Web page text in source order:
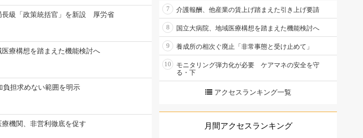
長級「政策統括官」を新設 厚労省
医療構想を踏まえた機能検討へ
負担求めない範囲を明示
機関、非営利徹底を促す
7 介護報酬、他産業の賃上げ踏まえた引き上げ要請
8 国立大病院、地域医療構想を踏まえた機能検討へ
9 養成所の相次ぐ廃止「非常事態と受け止めて」
10
モニタリング弾力化が必要 ケアマネの安全を守
る・下
アクセスランキング一覧
月間アクセスランキング